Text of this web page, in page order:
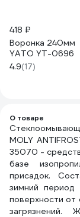
418 ₽
Воронка 240мм
YATO YT-0696
4.9(17)
О товаре
MOLY
35070 -
базе
присадок.
зимний
поверхности от
загрязнений.